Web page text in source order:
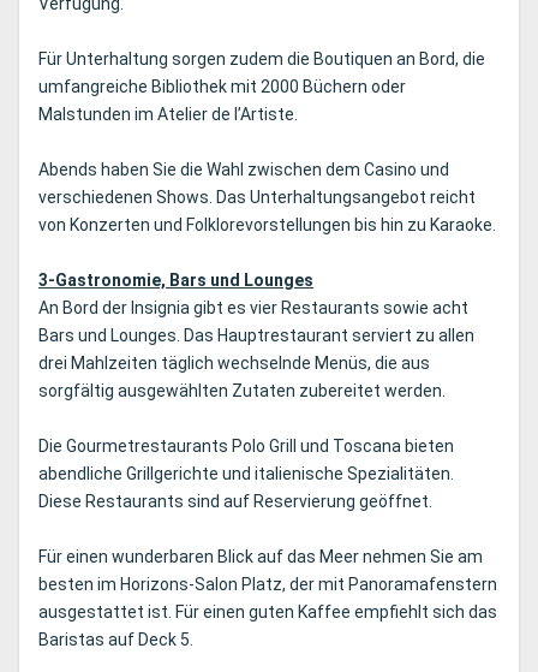
Für Unterhaltung sorgen zudem die Boutiquen an Bord, die
umfangreiche Bibliothek mit 2000 Büchern oder
Malstunden im Atelier de l’Artiste.
Abends haben Sie die Wahl zwischen dem Casino und
verschiedenen Shows. Das Unterhaltungsangebot reicht
von Konzerten und Folklorevorstellungen bis hin zu Karaoke.
3-Gastronomie, Bars und Lounges
An Bord der Insignia gibt es vier Restaurants sowie acht
Bars und Lounges. Das Hauptrestaurant serviert zu allen
drei Mahlzeiten täglich wechselnde Menüs, die aus
sorgfältig ausgewählten Zutaten zubereitet werden.
Die Gourmetrestaurants Polo Grill und Toscana bieten
abendliche Grillgerichte und italienische Spezialitäten.
Diese Restaurants sind auf Reservierung geöffnet.
Für einen wunderbaren Blick auf das Meer nehmen Sie am
besten im Horizons-Salon Platz, der mit Panoramafenstern
ausgestattet ist. Für einen guten Kaffee empfiehlt sich das
Baristas auf Deck 5.